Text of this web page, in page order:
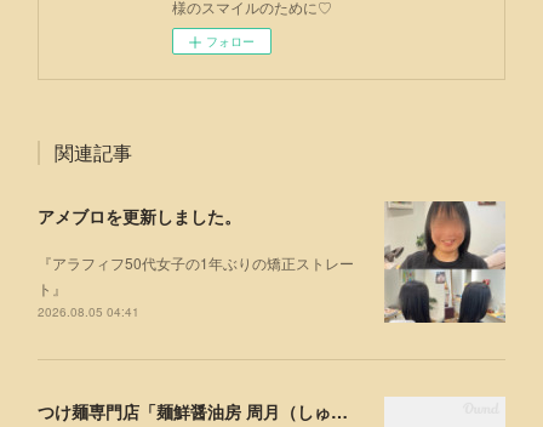
様のスマイルのために♡
フォロー
関連記事
アメブロを更新しました。
『アラフィフ50代女子の1年ぶりの矯正ストレー
ト』
2026.08.05 04:41
つけ麺専門店「麺鮮醤油房 周月（しゅうげつ）」⁡ に行ってみた🍜